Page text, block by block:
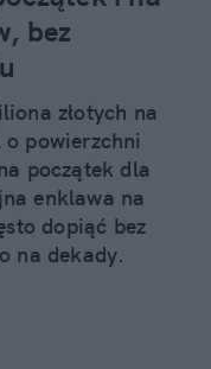
bez
złotych na
powierzchni
początek dla
enklawa na
dopiąć bez
na dekady.